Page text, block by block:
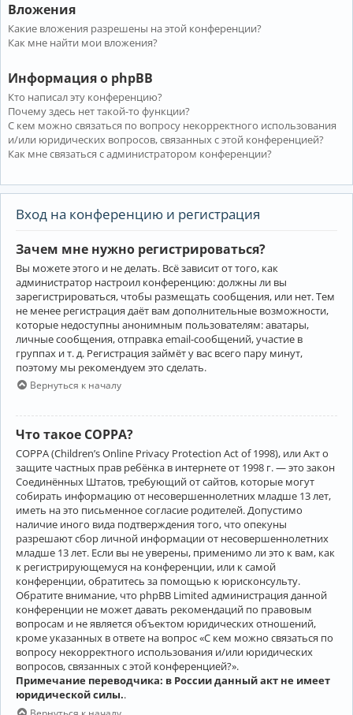
Вложения
Какие вложения разрешены на этой конференции?
Как мне найти мои вложения?
Информация о phpBB
Кто написал эту конференцию?
Почему здесь нет такой-то функции?
С кем можно связаться по вопросу некорректного использования
и/или юридических вопросов, связанных с этой конференцией?
Как мне связаться с администратором конференции?
Вход на конференцию и регистрация
Зачем мне нужно регистрироваться?
Вы можете этого и не делать. Всё зависит от того, как
администратор настроил конференцию: должны ли вы
зарегистрироваться, чтобы размещать сообщения, или нет. Тем
не менее регистрация даёт вам дополнительные возможности,
которые недоступны анонимным пользователям: аватары,
личные сообщения, отправка email-сообщений, участие в
группах и т. д. Регистрация займёт у вас всего пару минут,
поэтому мы рекомендуем это сделать.
Вернуться к началу
Что такое COPPA?
COPPA (Children’s Online Privacy Protection Act of 1998), или Акт о
защите частных прав ребёнка в интернете от 1998 г. — это закон
Соединённых Штатов, требующий от сайтов, которые могут
собирать информацию от несовершеннолетних младше 13 лет,
иметь на это письменное согласие родителей. Допустимо
наличие иного вида подтверждения того, что опекуны
разрешают сбор личной информации от несовершеннолетних
младше 13 лет. Если вы не уверены, применимо ли это к вам, как
к регистрирующемуся на конференции, или к самой
конференции, обратитесь за помощью к юрисконсульту.
Обратите внимание, что phpBB Limited администрация данной
конференции не может давать рекомендаций по правовым
вопросам и не является объектом юридических отношений,
кроме указанных в ответе на вопрос «С кем можно связаться по
вопросу некорректного использования и/или юридических
вопросов, связанных с этой конференцией?».
Примечание переводчика: в России данный акт не имеет
юридической силы..